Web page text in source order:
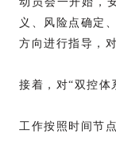
义、风险点确定
方向进行指导，
接着，对“双控体
工作按照时间节